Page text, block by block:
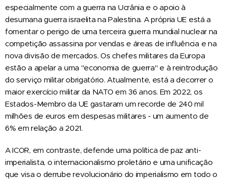
especialmente com a guerra na Ucrânia e o apoio à
desumana guerra israelita na Palestina. A própria UE está a
fomentar o perigo de uma terceira guerra mundial nuclear na
competição assassina por vendas e áreas de influência e na
nova divisão de mercados. Os chefes militares da Europa
estão a apelar a uma "economia de guerra" e à reintrodução
do serviço militar obrigatório. Atualmente, está a decorrer o
maior exercício militar da NATO em 36 anos. Em 2022, os
Estados-Membro da UE gastaram um recorde de 240 mil
milhões de euros em despesas militares - um aumento de
6% em relação a 2021.
A ICOR, em contraste, defende uma política de paz anti-
imperialista, o internacionalismo proletário e uma unificação
que visa o derrube revolucionário do imperialismo em todo o